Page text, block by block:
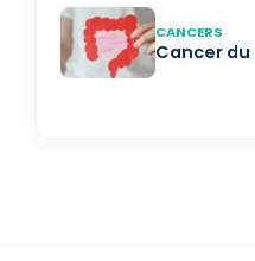
CANCERS
Cancer du